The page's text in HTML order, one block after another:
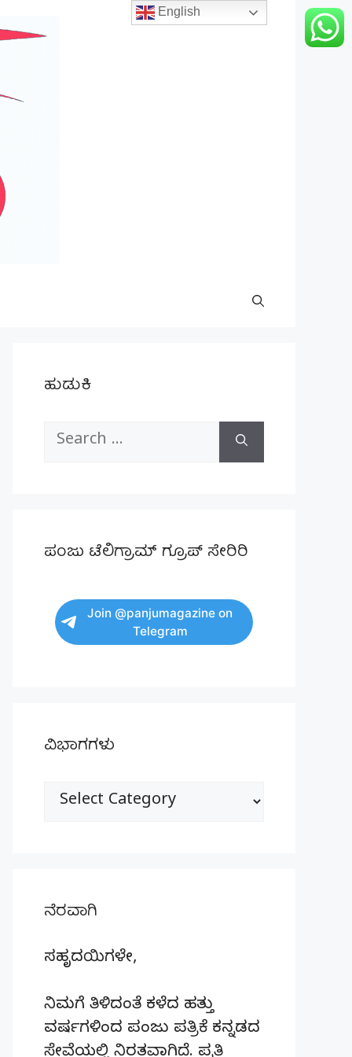
ಹುಡುಕಿ
Search
ಪಂಜು ಟೆಲಿಗ್ರಾಮ್ ಗ್ರೂಪ್ ಸೇರಿರಿ
Join @panjumagazine on
Telegram
ವಿಭಾಗಗಳು
ವಿಭಾಗಗಳು
ನೆರವಾಗಿ
ಸಹೃದಯಿಗಳೇ,
ನಿಮಗೆ ತಿಳಿದಂತೆ ಕಳೆದ ಹತ್ತು
ವರ್ಷಗಳಿಂದ ಪಂಜು ಪತ್ರಿಕೆ ಕನ್ನಡದ
English